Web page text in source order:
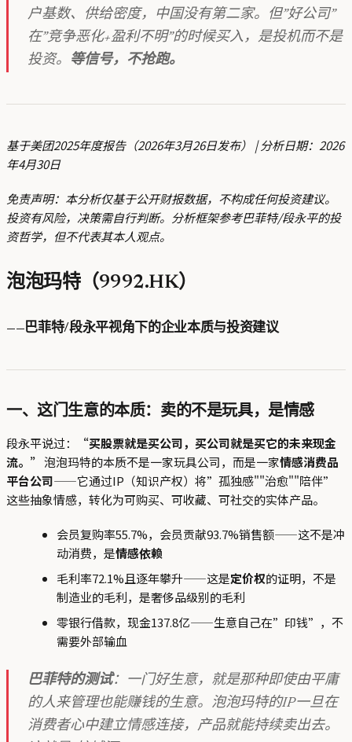
户基数、供给密度，中国没有第二家。但”好公司”
在”竞争恶化+盈利不明”的时候买入，是投机而不是
投资。
等信号，不抢跑。
基于美团2025年度报告（2026年3月26日发布） | 分析日期：2026
年4月30日
免责声明：本分析仅基于公开财报数据，不构成任何投资建议。
投资有风险，决策需自行判断。分析框架参考巴菲特/段永平的投
资哲学，但不代表其本人观点。
泡泡玛特（9992.HK）
——巴菲特/段永平视角下的企业本质与投资建议
一、这门生意的本质：卖的不是玩具，是情感
段永平说过：
“买股票就是买公司，买公司就是买它的未来现金
流。” 泡泡玛特的本质不是一家玩具公司，而是一家情感消费品
平台公司——它通过IP（知识产权）将”孤独感""治愈""陪伴”
这些抽象情感，转化为可购买、可收藏、可社交的实体产品。
会员复购率55.7%，会员贡献93.7%销售额——这不是冲
动消费，是情感依赖
毛利率72.1%且逐年攀升——这是定价权的证明，不是
制造业的毛利，是奢侈品级别的毛利
零银行借款，现金137.8亿——生意自己在”印钱”，不
需要外部输血
巴菲特的测试：一门好生意，就是那种即使由平庸
的人来管理也能赚钱的生意。泡泡玛特的IP一旦在
消费者心中建立情感连接，产品就能持续卖出去。